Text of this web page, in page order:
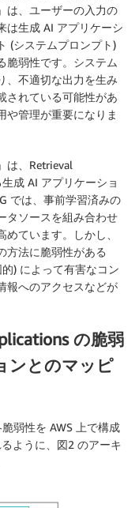
は、ユーザーの入力の
は生成 AI アプリケーシ
(システムプロンプト)
脆弱性です。システム
、不適切な出力を生み
されている可能性があ
や管理が重要になりま
は、Retrieval
成 AI アプリケーショ
では、事前学習済みの
タソースを組み合わせ
ています。しかし、
方法に脆弱性がある
) によって有害なコン
報へのアクセスなどが
の脆弱
ンとのマッピ
弱性を AWS 上で構成
ように、図2 のアーキ